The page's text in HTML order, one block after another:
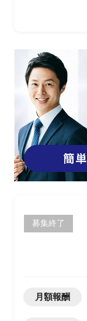
募集終了
月額報酬